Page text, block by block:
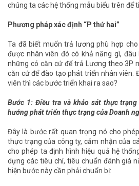
chúng ta các hệ thống mẫu biểu trên để
Phương pháp xác định “P thứ hai”
Ta đã biết muốn trả lương phù hợp
được nhân viên đó có khả năng gì,
những có căn cứ để trả Lương theo 3P
căn cứ để đào tạo phát triển nhân viên.
viên thì các bước triển khai ra sao?
Bước 1: Điều tra và khảo sát thực
hướng phát triển thực trạng của Doanh
Đây là bước rất quan trọng nó cho
thực trạng của công ty, cảm nhận của
cho phép ta định hình hiệu quả hệ
dựng các tiêu chí, tiêu chuẩn đánh giá
hiện bước này cần phải chuẩn bị: